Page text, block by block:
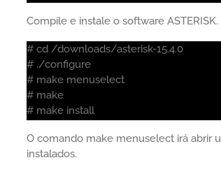
Compile e instale o software ASTERISK.
# cd /downloads/asterisk-15.4.0
# ./configure
# make menuselect
# make
# make install
O comando make menuselect irá abrir
instalados.